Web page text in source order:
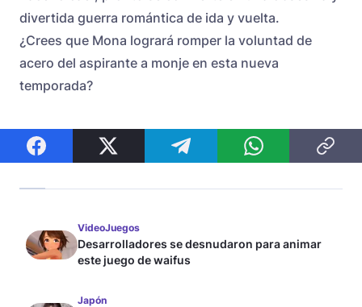
divertida guerra romántica de ida y vuelta.
¿Crees que Mona logrará romper la voluntad de
acero del aspirante a monje en esta nueva
temporada?
VideoJuegos
Desarrolladores se desnudaron para animar
este juego de waifus
Japón